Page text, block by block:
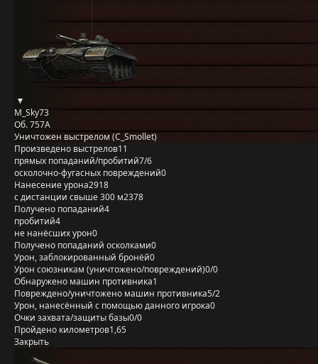
M_Sky73
Об. 757А
Уничтожен выстрелом (C_Smollet)
Произведено выстрелов11
прямых попаданий/пробитий7/6
осколочно-фугасных повреждений0
Нанесение урона2918
с дистанции свыше 300 м2378
Получено попаданий4
пробитий4
не нанёсших урон0
Получено попаданий осколками0
Урон, заблокированный бронёй0
Урон союзникам (уничтожено/повреждений)0/0
Обнаружено машин противника1
Повреждено/уничтожено машин противника5/2
Урон, нанесённый с помощью данного игрока0
Очки захвата/защиты базы0/0
Пройдено километров1,65
Закрыть